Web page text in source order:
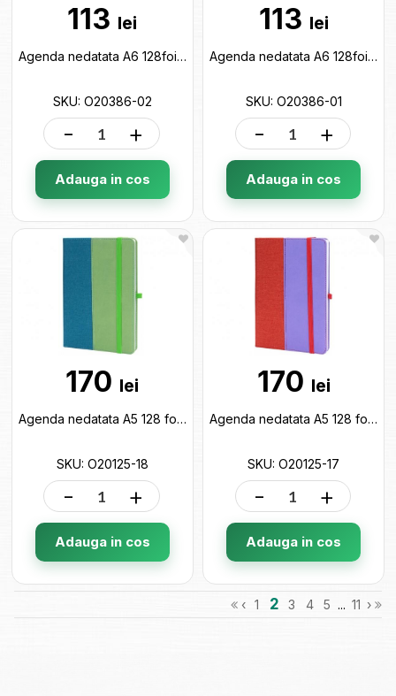
113 lei
Agenda nedatata A6 128foi SQUARE (cu elastic) Albastru O20386-02
SKU: O20386-02
- +
Adauga in cos
113 lei
Agenda nedatata A6 128foi SQUARE (cu elastic) Negru O20386-01
SKU: O20386-01
- +
Adauga in cos
170 lei
Agenda nedatata A5 128 foi cu elastic COMBI-18cop.tare,piele) linii O20125-18
SKU: O20125-18
- +
Adauga in cos
170 lei
Agenda nedatata A5 128 foi cu elastic COMBI-17cop.tare,piele) linii O20125-17
SKU: O20125-17
- +
Adauga in cos
‹ 1 2 3 4 5 ... 11 ›